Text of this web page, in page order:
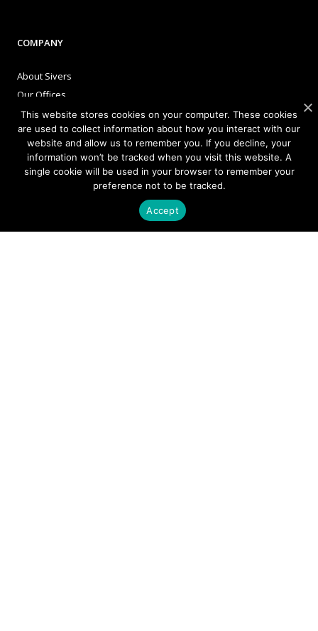
COMPANY
About Sivers
Our Offices
Management
Careers
Sivers Newsroom
Events
This website stores cookies on your computer. These cookies
are used to collect information about how you interact with our
website and allow us to remember you. If you decline, your
information won’t be tracked when you visit this website. A
single cookie will be used in your browser to remember your
preference not to be tracked.
Accept